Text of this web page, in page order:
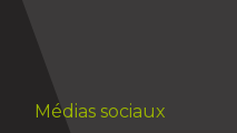
Médias sociaux